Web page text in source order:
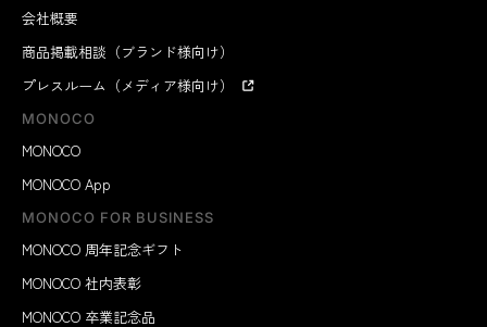
会社概要
商品掲載相談（ブランド様向け）
プレスルーム（メディア様向け）
MONOCO
MONOCO
MONOCO App
MONOCO FOR BUSINESS
MONOCO 周年記念ギフト
MONOCO 社内表彰
MONOCO 卒業記念品